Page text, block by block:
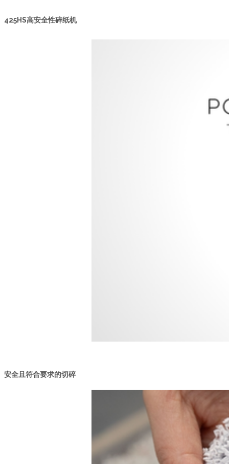
425HS高安全性碎纸机
安全且符合要求的切碎